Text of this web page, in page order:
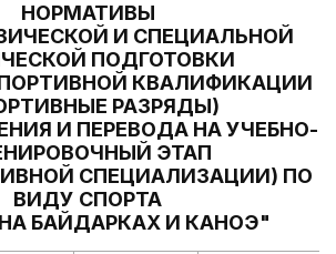
НОРМАТИВЫ
И СПЕЦИАЛЬНОЙ
ПОДГОТОВКИ
КВАЛИФИКАЦИИ
РАЗРЯДЫ)
И ПЕРЕВОДА НА УЧЕБНО-
ЭТАП
СПЕЦИАЛИЗАЦИИ) ПО
ВИДУ СПОРТА
БАЙДАРКАХ И КАНОЭ"